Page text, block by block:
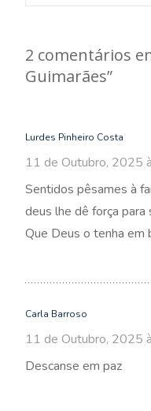
2 comentários
Guimarães”
Lurdes Pinheiro Costa
11 de Outubro, 2025
Sentidos pêsames à
deus lhe dê força para
Que Deus o tenha em
Carla Barroso
11 de Outubro, 2025
Descanse em paz